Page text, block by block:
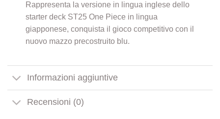
Rappresenta la versione in lingua inglese dello
starter deck ST25 One Piece in lingua
giapponese, conquista il gioco competitivo con il
nuovo mazzo precostruito blu.
Informazioni aggiuntive
Recensioni (0)